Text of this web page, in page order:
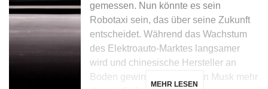
gemessen. Nun könnte es sein
Robotaxi sein, das über seine Zukunft
entscheidet. Während das Wachstum
des Elektroauto-Marktes langsamer
wird und chinesische Hersteller an
Boden gewinnen, setzt Elon Musk mehr
MEHR LESEN